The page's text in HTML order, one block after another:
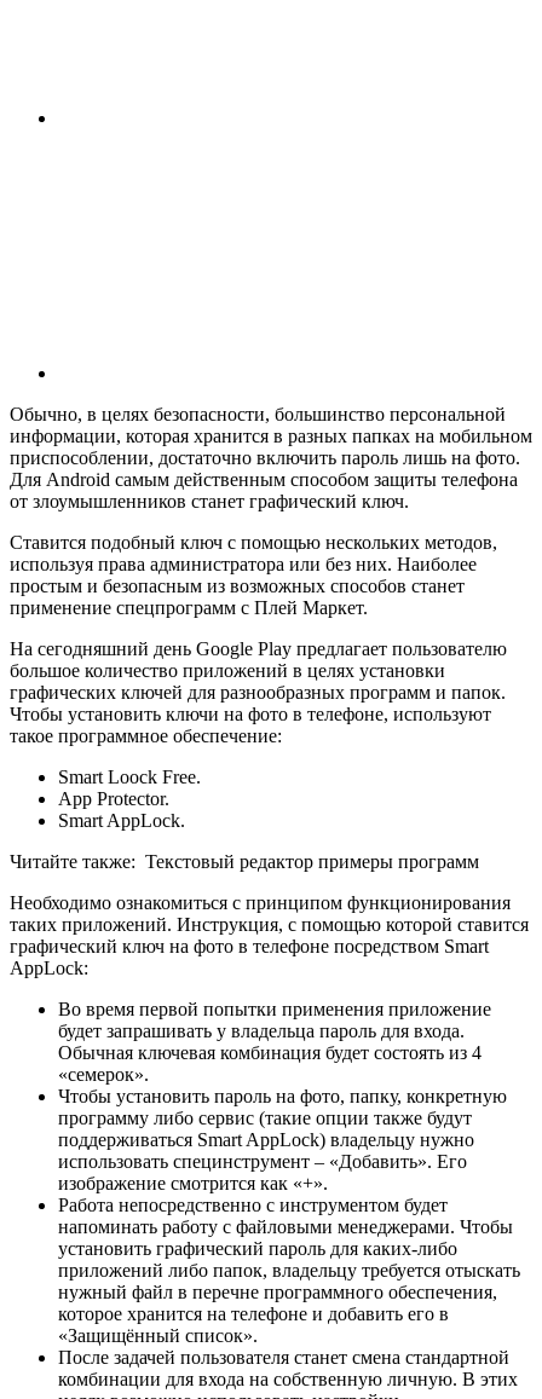
Обычно, в целях безопасности, большинство персональной
информации, которая хранится в разных папках на мобильном
приспособлении, достаточно включить пароль лишь на фото.
Для Android самым действенным способом защиты телефона
от злоумышленников станет графический ключ.
Ставится подобный ключ с помощью нескольких методов,
используя права администратора или без них. Наиболее
простым и безопасным из возможных способов станет
применение спецпрограмм с Плей Маркет.
На сегодняшний день Google Play предлагает пользователю
большое количество приложений в целях установки
графических ключей для разнообразных программ и папок.
Чтобы установить ключи на фото в телефоне, используют
такое программное обеспечение:
Smart Loock Free.
App Protector.
Smart AppLock.
Читайте также: Текстовый редактор примеры программ
Необходимо ознакомиться с принципом функционирования
таких приложений. Инструкция, с помощью которой ставится
графический ключ на фото в телефоне посредством Smart
AppLock:
Во время первой попытки применения приложение
будет запрашивать у владельца пароль для входа.
Обычная ключевая комбинация будет состоять из 4
«семерок».
Чтобы установить пароль на фото, папку, конкретную
программу либо сервис (такие опции также будут
поддерживаться Smart AppLock) владельцу нужно
использовать специнструмент – «Добавить». Его
изображение смотрится как «+».
Работа непосредственно с инструментом будет
напоминать работу с файловыми менеджерами. Чтобы
установить графический пароль для каких-либо
приложений либо папок, владельцу требуется отыскать
нужный файл в перечне программного обеспечения,
которое хранится на телефоне и добавить его в
«Защищённый список».
После задачей пользователя станет смена стандартной
комбинации для входа на собственную личную. В этих